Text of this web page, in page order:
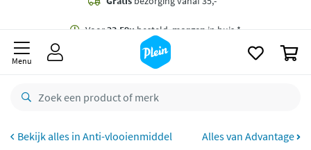
besteld,
retourneren
CO2 neutraal bezorgd
Menu
Anti-vlooienmiddel Alles van Advantage